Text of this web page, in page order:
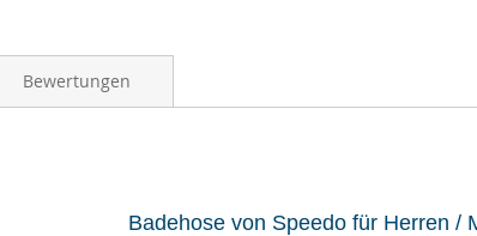
Badehose von Speedo für Herren /
Bewertungen